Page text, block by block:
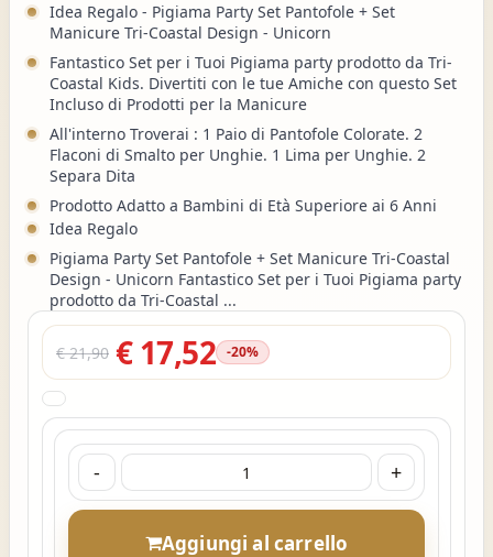
Idea Regalo - Pigiama Party Set Pantofole + Set
Manicure Tri-Coastal Design - Unicorn
Fantastico Set per i Tuoi Pigiama party prodotto da Tri-
Coastal Kids. Divertiti con le tue Amiche con questo Set
Incluso di Prodotti per la Manicure
All'interno Troverai : 1 Paio di Pantofole Colorate. 2
Flaconi di Smalto per Unghie. 1 Lima per Unghie. 2
Separa Dita
Prodotto Adatto a Bambini di Età Superiore ai 6 Anni
Idea Regalo
Pigiama Party Set Pantofole + Set Manicure Tri-Coastal
Design - Unicorn Fantastico Set per i Tuoi Pigiama party
prodotto da Tri-Coastal ...
€ 21,90 € 17,52 -20%
- +
Aggiungi al carrello